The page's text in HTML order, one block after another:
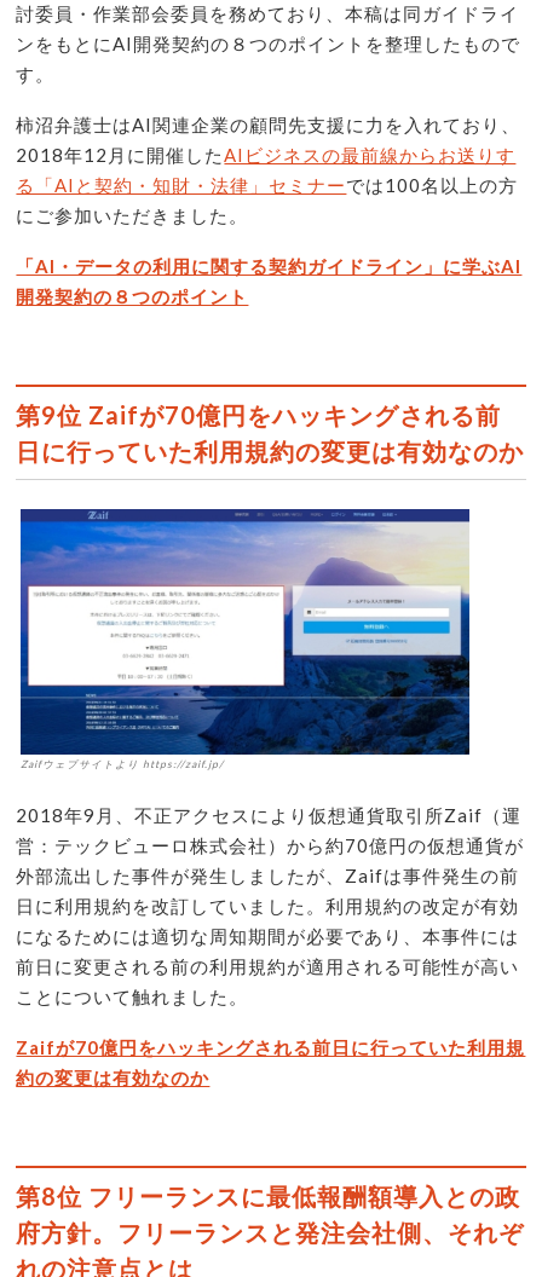
討委員・作業部会委員を務めており、本稿は同ガイドライ
ンをもとにAI開発契約の８つのポイントを整理したもので
す。
柿沼弁護士はAI関連企業の顧問先支援に力を入れており、
2018年12月に開催したAIビジネスの最前線からお送りす
る「AIと契約・知財・法律」セミナーでは100名以上の方
にご参加いただきました。
「AI・データの利用に関する契約ガイドライン」に学ぶAI
開発契約の８つのポイント
第9位 Zaifが70億円をハッキングされる前
日に行っていた利用規約の変更は有効なのか
Zaifウェブサイトより https://zaif.jp/
2018年9月、不正アクセスにより仮想通貨取引所Zaif（運
営：テックビューロ株式会社）から約70億円の仮想通貨が
外部流出した事件が発生しましたが、Zaifは事件発生の前
日に利用規約を改訂していました。利用規約の改定が有効
になるためには適切な周知期間が必要であり、本事件には
前日に変更される前の利用規約が適用される可能性が高い
ことについて触れました。
Zaifが70億円をハッキングされる前日に行っていた利用規
約の変更は有効なのか
第8位 フリーランスに最低報酬額導入との政
府方針。フリーランスと発注会社側、それぞ
れの注意点とは